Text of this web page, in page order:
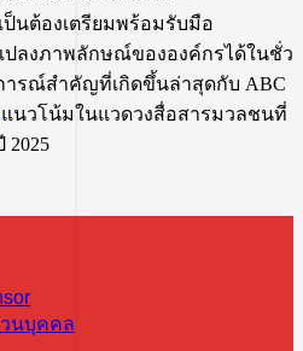
นบุคคล
นต้องเตรียมพร้อมรับมือ
ปลงภาพลักษณ์ขององค์กรได้ในชั่ว
ารณ์สำคัญที่เกิดขึ้นล่าสุดกับ ABC
แนวโน้มในแวดวงสื่อสารมวลชนที่
2025